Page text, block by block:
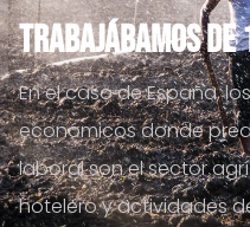
Trabajábamos de
En el caso de España,
económicos donde
laboral son el sector
hotelero y actividades